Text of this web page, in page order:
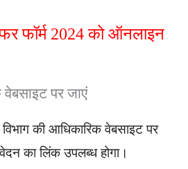
फॉर्म 2024 को ऑनलाइन
पर जाएं
विभाग की आधिकारिक वेबसाइट पर
का लिंक उपलब्ध होगा।